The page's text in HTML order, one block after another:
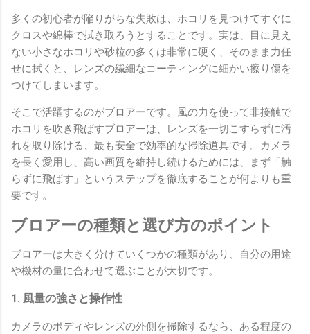
多くの初心者が陥りがちな失敗は、ホコリを見つけてすぐに
クロスや綿棒で拭き取ろうとすることです。実は、目に見え
ない小さなホコリや砂粒の多くは非常に硬く、そのまま力任
せに拭くと、レンズの繊細なコーティングに細かい擦り傷を
つけてしまいます。
そこで活躍するのがブロアーです。風の力を使って非接触で
ホコリを吹き飛ばすブロアーは、レンズを一切こすらずに汚
れを取り除ける、最も安全で効率的な掃除道具です。カメラ
を長く愛用し、高い画質を維持し続けるためには、まず「触
らずに飛ばす」というステップを徹底することが何よりも重
要です。
ブロアーの種類と選び方のポイント
ブロアーは大きく分けていくつかの種類があり、自分の用途
や機材の量に合わせて選ぶことが大切です。
1. 風量の強さと操作性
カメラのボディやレンズの外側を掃除するなら、ある程度の